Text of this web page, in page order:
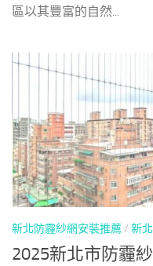
區以其豐富的自然...
新北防霾紗網安裝推薦/ 新
2025新北市防霾